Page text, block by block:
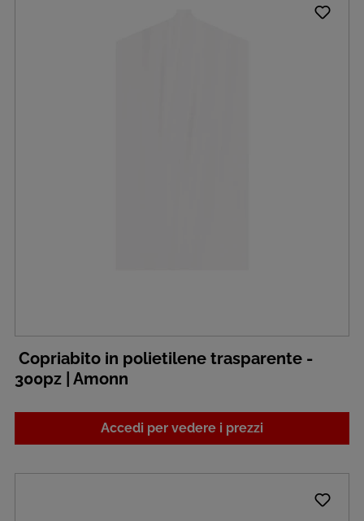
Copriabito in polietilene trasparente -
300pz | Amonn
Accedi per vedere i prezzi